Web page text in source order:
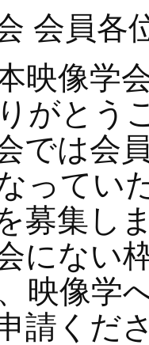
会員各
映像学
がとう
では会
ってい
募集し
にない
映像学
請くだ